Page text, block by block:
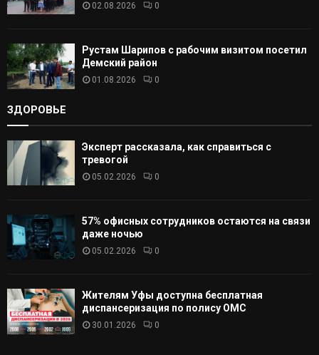
02.08.2026 0
Рустам Шарипов с рабочим визитом посетил
Демский район
01.08.2026 0
ЗДОРОВЬЕ
Эксперт рассказала, как справиться с
тревогой
05.02.2026 0
57% офисных сотрудников остаются на связи
даже ночью
05.02.2026 0
Жителям Уфы доступна бесплатная
диспансеризация по полису ОМС
30.01.2026 0